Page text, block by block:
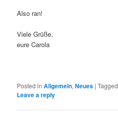
Also ran!
Viele Grüße,
eure Carola
Posted in Allgemein,Neues |Tagged
Leave a reply